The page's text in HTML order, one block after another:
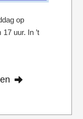
op
uur. In ’t